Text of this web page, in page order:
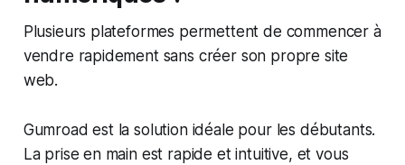
Plusieurs plateformes permettent de commencer à
vendre rapidement sans créer son propre site
web.
Gumroad est la solution idéale pour les débutants.
La prise en main est rapide et intuitive, et vous